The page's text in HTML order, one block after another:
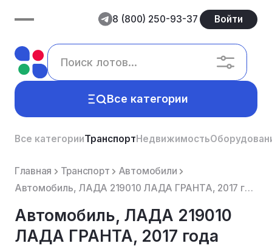
8 (800) 250-93-37 Войти
Все категории
Все категорииТранспортНедвижимость
Главная Транспорт
Автомобили
Автомобиль, ЛАДА 219010 ЛАДА ГРАНТА, 2017 года выпуска, цвет – серебристо-темно-серый, двигатель № 6...
Автомобиль, ЛАДА 219010
ЛАДА ГРАНТА, 2017 года